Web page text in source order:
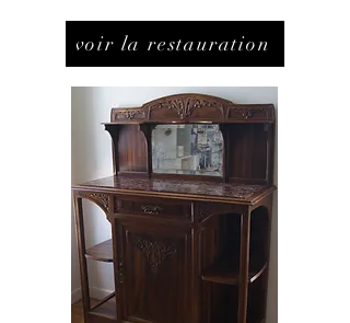
voir la restauration